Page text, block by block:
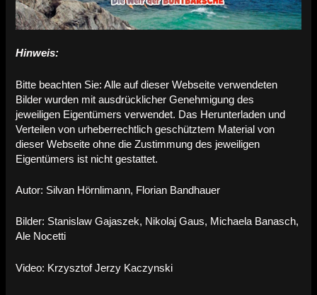
Hinweis:
Bitte beachten Sie: Alle auf dieser Webseite verwendeten
Bilder wurden mit ausdrücklicher Genehmigung des
jeweiligen Eigentümers verwendet. Das Herunterladen und
Verteilen von urheberrechtlich geschütztem Material von
dieser Webseite ohne die Zustimmung des jeweiligen
Eigentümers ist nicht gestattet.
Autor: Silvan Hörnlimann, Florian Bandhauer
Bilder: Stanislaw Gajaszek, Nikolaj Gaus, Michaela Banasch,
Ale Nocetti
Video: Krzysztof Jerzy Kaczynski